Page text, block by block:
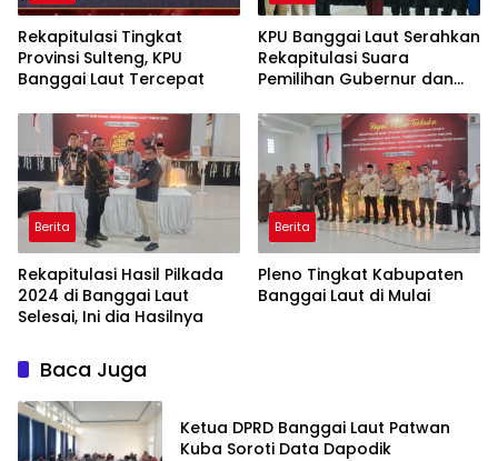
Rekapitulasi Tingkat
Provinsi Sulteng, KPU
Banggai Laut Tercepat
KPU Banggai Laut Serahkan
Rekapitulasi Suara
Pemilihan Gubernur dan
Berita
Rekapitulasi Hasil Pilkada
2024 di Banggai Laut
Selesai, Ini dia Hasilnya
Berita
Pleno Tingkat Kabupaten
Banggai Laut di Mulai
Baca Juga
Ketua DPRD Banggai Laut Patwan
Kuba Soroti Data Dapodik